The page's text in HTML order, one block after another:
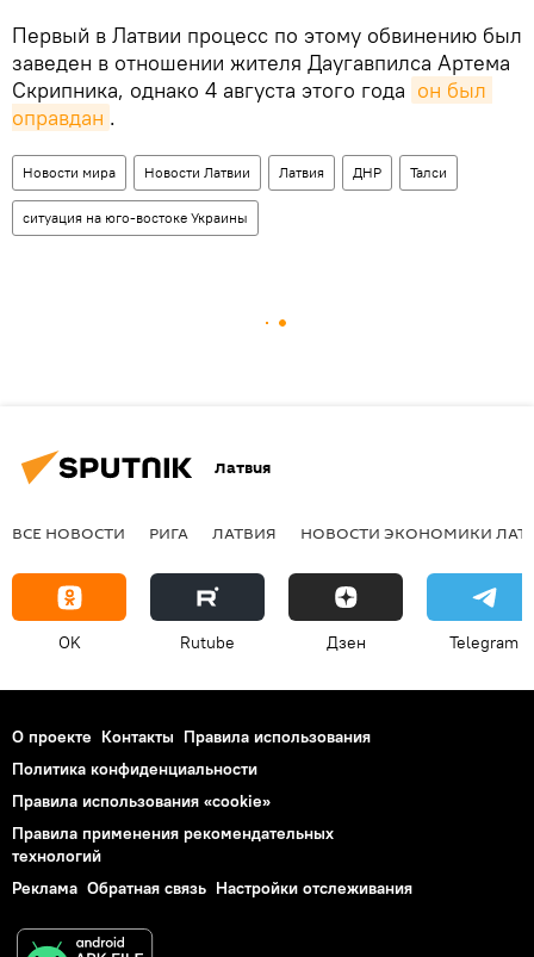
Первый в Латвии процесс по этому обвинению был
заведен в отношении жителя Даугавпилса Артема
Скрипника, однако 4 августа этого года он был
оправдан .
Новости мира Новости Латвии Латвия ДНР Талси
ситуация на юго-востоке Украины
Латвия
ВСЕ НОВОСТИ РИГА ЛАТВИЯ НОВОСТИ ЭКОНОМИКИ
OK Rutube Дзен Telegram
О проекте Контакты Правила использования
Политика конфиденциальности
Правила использования «cookie»
Правила применения рекомендательных
технологий
Реклама Обратная связь Настройки отслеживания